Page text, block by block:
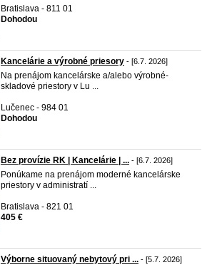
Bratislava - 811 01
Dohodou
Kancelárie a výrobné priesory - [6.7. 2026]
Na prenájom kancelárske a/alebo výrobné-
skladové priestory v Lu ...
Lučenec - 984 01
Dohodou
Bez provízie RK | Kancelárie | ... - [6.7. 2026]
Ponúkame na prenájom moderné kancelárske
priestory v administratí ...
Bratislava - 821 01
405 €
Výborne situovaný nebytový pri ... - [5.7. 2026]